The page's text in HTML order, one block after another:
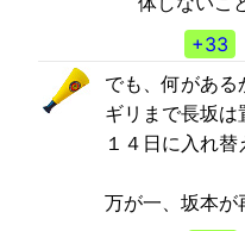
+33
でも、何がある
ギリまで長坂は
１４日に入れ替
万が一、坂本が